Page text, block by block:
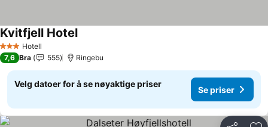
3 StjernerHotell
Kvitfjell Hotel
7,6 Bra 555 Ringebu
Velg datoer for å se nøyaktige priser
Se priser